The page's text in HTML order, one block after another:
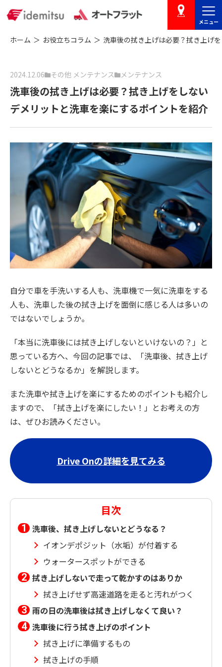
店舗を探す
メニュー
ホーム お役立ちコラム 洗車後の拭き上げは必要？拭き上げ
2024.12.06 その他 メンテナンス メンテナンス
洗車後の拭き上げは必要？拭き上げをしない
デメリットと洗車を楽にするポイントを紹介
自分で車を手洗いする人も、洗車機で一気に洗車をする
人も、洗車した後の拭き上げを面倒に感じる人は多いの
ではないでしょうか。
「本当に洗車後には拭き上げしないといけないの？」と
思っている方へ、今回の記事では、「洗車後、拭き上げ
しないとどうなるか」を解説します。
また洗車や拭き上げを楽にするためのポイントも紹介し
ますので、「拭き上げを楽にしたい！」とお考えの方
は、ぜひお読みください。
Drive Onの詳細を見てみる
目次
洗車後、拭き上げしないとどうなる？
イオンデポジット（水垢）が付着する
ウォータースポットができる
拭き上げしないで走って乾かすのはありか
拭き上げせず高速道路を走ると汚れがつく
雨の日の洗車後は拭き上げしなくて良い？
洗車後に行う拭き上げのポイント
拭き上げに準備するもの
拭き上げの手順